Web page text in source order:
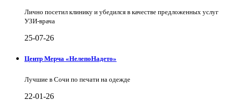
Лично посетил клинику и убедился в качестве предложенных услуг
УЗИ-врача
25-07-26
Центр Мерча «НелепоНадето»
Лучшие в Сочи по печати на одежде
22-01-26